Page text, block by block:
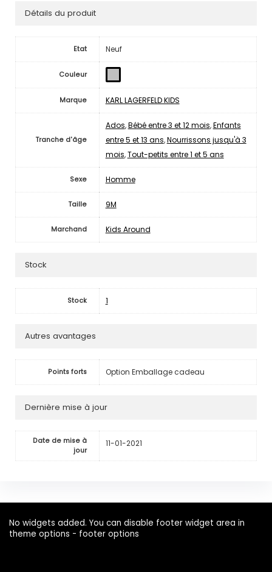
Détails du produit
Etat Neuf
Couleur
Marque KARL LAGERFELD KIDS
Tranche d'âge
Ados,Bébé entre 3 et 12 mois,Enfants
entre 5 et 13 ans,Nourrissons jusqu'à 3
mois,Tout-petits entre 1 et 5 ans
Sexe Homme
Taille 9M
Marchand Kids Around
Stock
Stock 1
Autres avantages
Points forts Option Emballage cadeau
Dernière mise à jour
Date de mise à
jour
11-01-2021
No widgets added. You can disable footer widget area in
theme options - footer options